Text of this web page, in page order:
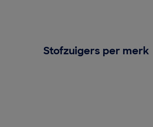
Stofzuigers per merk